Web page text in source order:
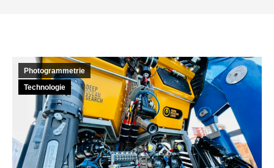
Photogrammetrie
Technologie